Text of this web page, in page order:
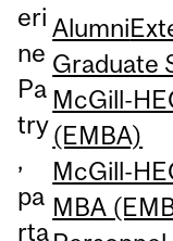
eri
ne
Pa
try
,
pa
rta
Alumni
Graduate
McGill-
(EMBA)
McGill-
MBA